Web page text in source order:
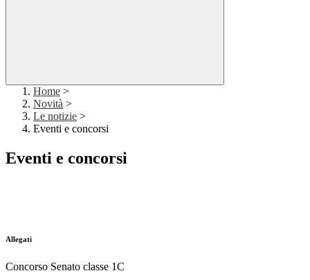
Home >
Novità >
Le notizie >
Eventi e concorsi
Eventi e concorsi
Allegati
Concorso Senato classe 1C